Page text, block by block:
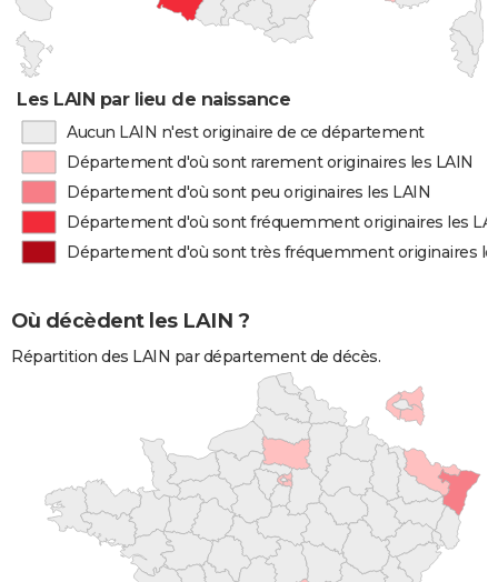
Les LAIN par lieu de naissance
Aucun LAIN n'est originaire de ce département
Département d'où sont rarement originaires les LAIN
Département d'où sont peu originaires les LAIN
Département d'où sont fréquemment originaires les
Département d'où sont très fréquemment originaires
Où décèdent les LAIN ?
Répartition des LAIN par département de décès.